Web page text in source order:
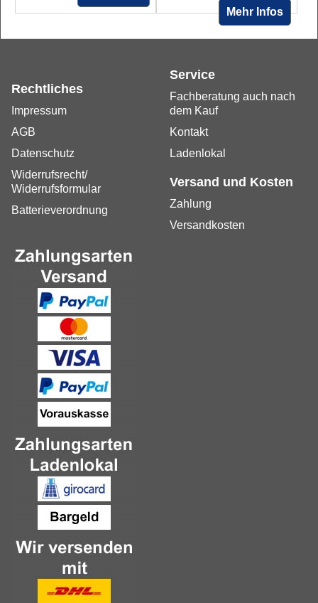
Mehr Infos
Service
Fachberatung auch nach
dem Kauf
Kontakt
Ladenlokal
Rechtliches
Impressum
AGB
Datenschutz
Widerrufsrecht/
Widerrufsformular
Batterieverordnung
Versand und Kosten
Zahlung
Versandkosten